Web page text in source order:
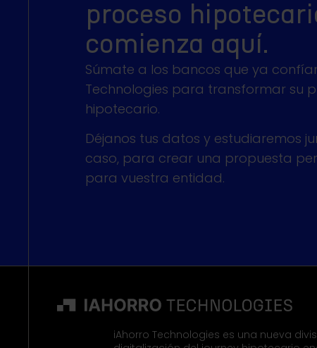
proceso
comienza aquí.
Súmate a los bancos que ya
Technologies para transformar su
hipotecario.
Déjanos tus datos y estudiaremos
caso, para crear una propuesta
para vuestra entidad.
iAhorro Technologies es una nueva